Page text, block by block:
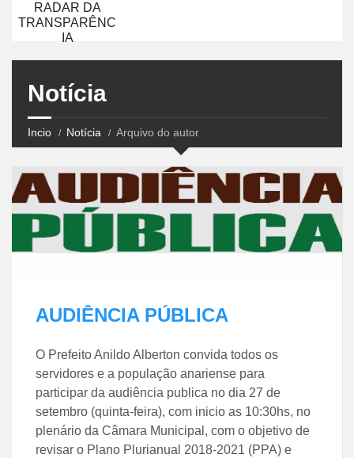
RADAR DA
TRANSPARÊNC
IA
Notícia
Incio Notícia Arquivo do autor
AUDIÊNCIA PÚBLICA
O Prefeito Anildo Alberton convida todos os
servidores e a população anariense para
participar da audiência publica no dia 27 de
setembro (quinta-feira), com inicio as 10:30hs, no
plenário da Câmara Municipal, com o objetivo de
revisar o Plano Plurianual 2018-2021 (PPA) e